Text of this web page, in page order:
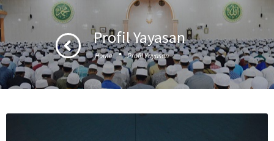
Profil Yayasan
Home · Profil Yayasan